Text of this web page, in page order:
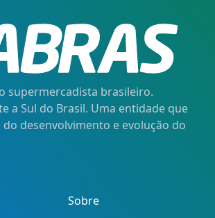
supermercadista brasileiro.
a Sul do Brasil. Uma entidade que
desenvolvimento e evolução do
Sobre